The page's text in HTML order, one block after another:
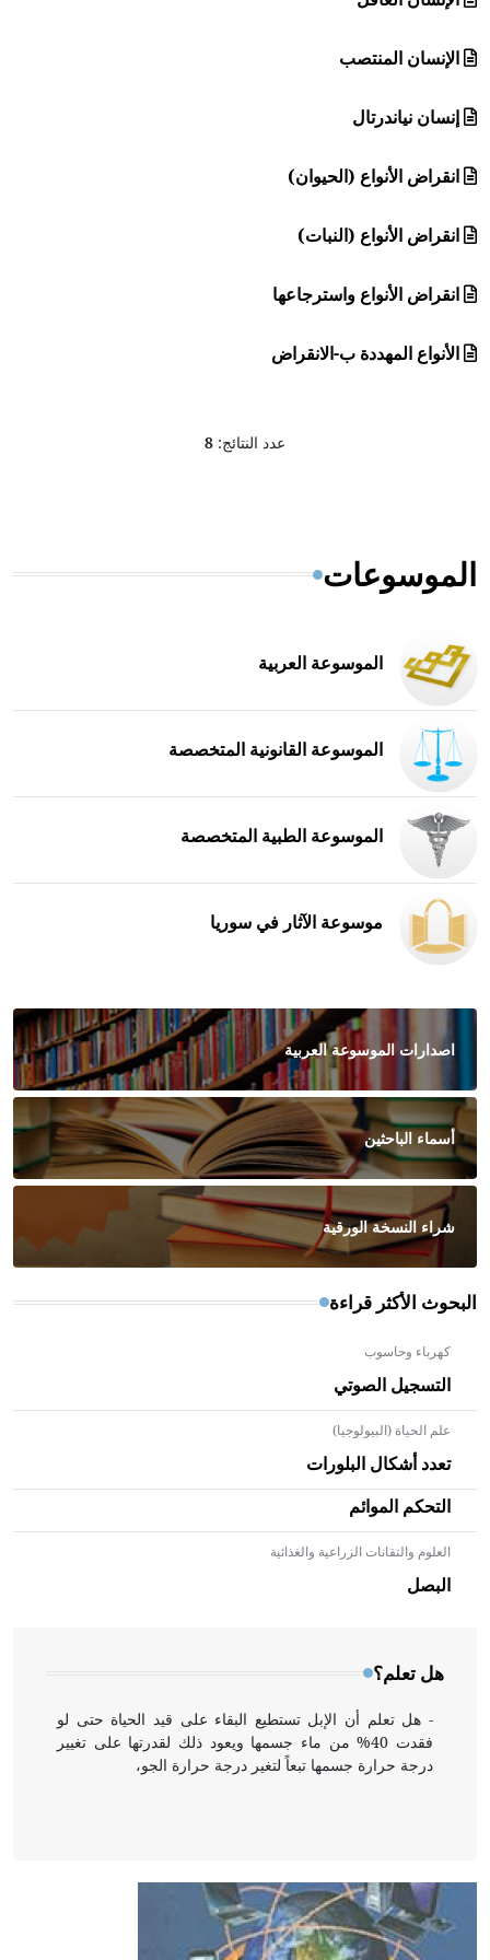
الإنسان المنتصب
إنسان نياندرتال
انقراض الأنواع (الحيوان)
انقراض الأنواع (النبات)
انقراض الأنواع واسترجاعها
الأنواع المهددة ب-الانقراض
عدد النتائج: 8
الموسوعات
الموسوعة العربية
الموسوعة القانونية المتخصصة
الموسوعة الطبية المتخصصة
موسوعة الآثار في سوريا
اصدارات الموسوعة العربية
أسماء الباحثين
شراء النسخة الورقية
البحوث الأكثر قراءة
كهرباء وحاسوب
التسجيل الصوتي
علم الحياة (البيولوجيا)
تعدد أشكال البلورات
التحكم الموائم
العلوم والتقانات الزراعية والغذائية
البصل
هل تعلم؟
- هل تعلم أن الأبلق نوع من الفنون الهندسية التي ارتبطت
بالعمارة الإسلامية في بلاد الشام ومصر خاصة، حيث يحرص
المعمار على بناء مداميكه وخاصة في الواجهات
- هل تعلم أن الإبل تستطيع البقاء على قيد الحياة حتى لو
فقدت 40% من ماء جسمها ويعود ذلك لقدرتها على تغيير
درجة حرارة جسمها تبعاً لتغير درجة حرارة الجو،
- هل تعلم أن أبقراط كتب في الطب أربعة مؤلفات هي:
الحكم، الأدلة، تنظيم التغذية، ورسالته في جروح الرأس.
ويعود له الفضل بأنه حرر الطب من الدين والفلسفة.